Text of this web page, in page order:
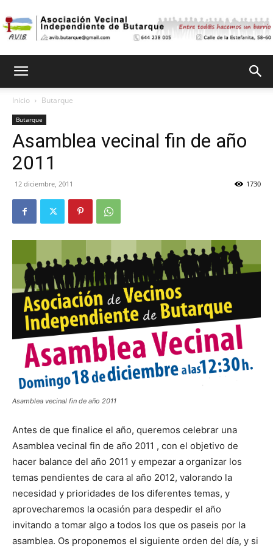
Butarque
Inicio Butarque
Butarque
Asamblea vecinal fin de año
2011
12 diciembre, 2011 1730
Asamblea vecinal fin de año 2011
Antes de que finalice el año, queremos celebrar una
Asamblea vecinal fin de año 2011 , con el objetivo de
hacer balance del año 2011 y empezar a organizar los
temas pendientes de cara al año 2012, valorando la
necesidad y prioridades de los diferentes temas, y
aprovecharemos la ocasión para despedir el año
invitando a tomar algo a todos los que os paseis por la
asamblea. Os proponemos el siguiente orden del día, y si